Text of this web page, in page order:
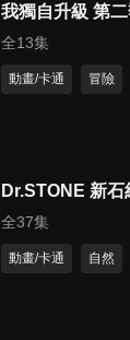
第16
第17
我獨自升級 第
全13集
動畫/卡通 冒險
Dr.STONE 新石
全37集
動畫/卡通 自然